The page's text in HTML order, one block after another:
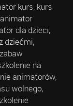
kurs, kurs
dla dzieci,
dziećmi,
na
animatorów,
wolnego,